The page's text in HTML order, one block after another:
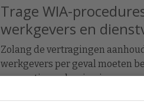
Trage WIA-
werkgevers en
Zolang de vertragingen
werkgevers per geval moeten
ongunstige oplossing is.